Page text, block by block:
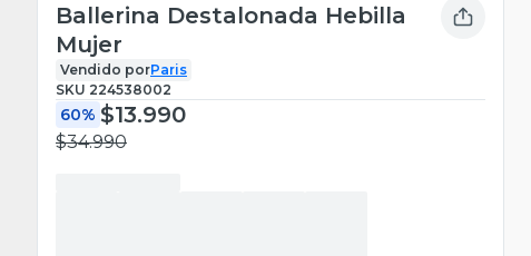
Ballerina Destalonada Hebilla
Mujer
Vendido porParis
SKU 224538002
60% $13.990
$34.990